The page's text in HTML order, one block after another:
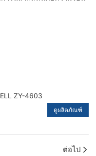
ZY-4603
ดูผลิตภัณฑ์
ต่อไป